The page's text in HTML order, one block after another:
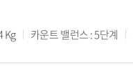
Kg 카운트 밸런스 : 5단계